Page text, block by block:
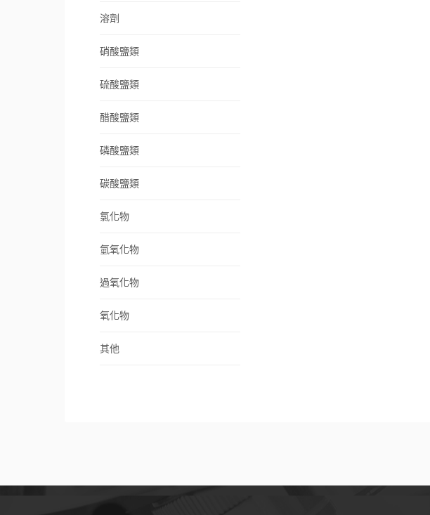
溶劑
硝酸鹽類
硫酸鹽類
醋酸鹽類
磷酸鹽類
碳酸鹽類
氯化物
氫氧化物
過氧化物
氧化物
其他